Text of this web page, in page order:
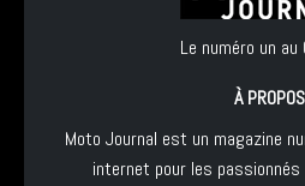
Le numéro un au
À PROPOS
Moto Journal est un magazine
internet pour les passionnés